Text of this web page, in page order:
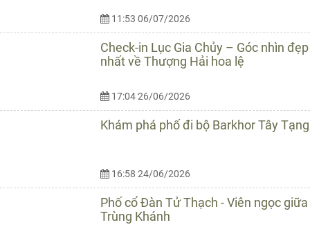
11:53 06/07/2026
Check-in Lục Gia Chủy – Góc nhìn đẹp
nhất về Thượng Hải hoa lệ
17:04 26/06/2026
Khám phá phố đi bộ Barkhor Tây Tạng
16:58 24/06/2026
Phố cổ Đàn Tử Thạch - Viên ngọc giữa
Trùng Khánh